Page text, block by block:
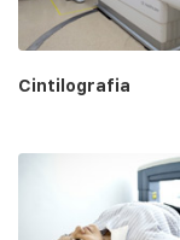
Cintilografia